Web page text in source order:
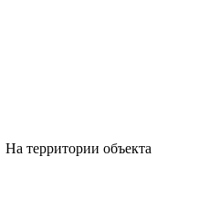
На территории объекта